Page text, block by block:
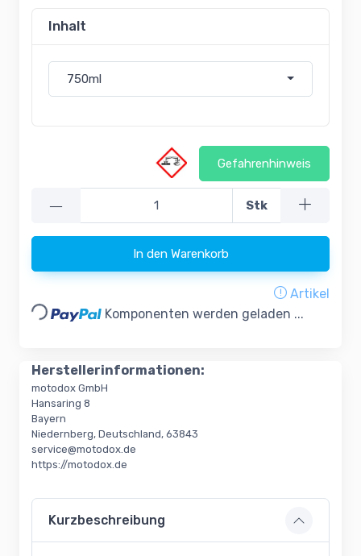
Inhalt
750ml
Gefahrenhinweis
— Stk
In den Warenkorb
Artikel
Loading... Komponenten werden geladen ...
Herstellerinformationen:
motodox GmbH
Hansaring 8
Bayern
Niedernberg, Deutschland, 63843
service@motodox.de
https://motodox.de
Kurzbeschreibung